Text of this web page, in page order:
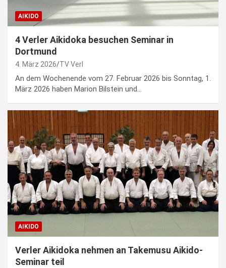
AIKIDO
4 Verler Aikidoka besuchen Seminar in
Dortmund
4. März 2026 TV Verl
An dem Wochenende vom 27. Februar 2026 bis Sonntag, 1.
März 2026 haben Marion Bilstein und…
AIKIDO
Verler Aikidoka nehmen an Takemusu Aikido-
Seminar teil